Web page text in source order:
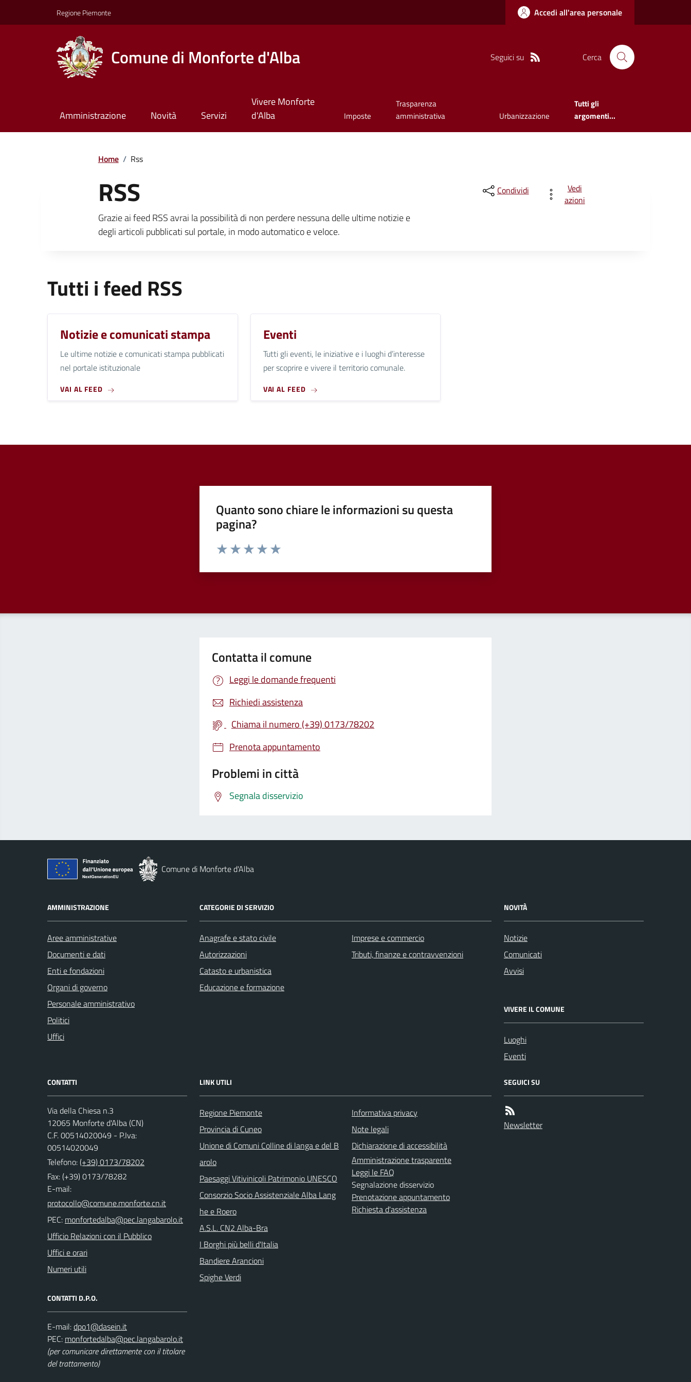
Regione Piemonte Accedi all'area personale
Comune di Monforte d'Alba Seguici su Cerca
Amministrazione Novità Servizi
Vivere Monforte
d'Alba
Imposte
Trasparenza
amministrativa
Urbanizzazione
Tutti gli
argomenti...
Home / Rss
RSS
Grazie ai feed RSS avrai la possibilità di non perdere nessuna delle ultime notizie e
degli articoli pubblicati sul portale, in modo automatico e veloce.
Condividi
Vedi
azioni
Tutti i feed RSS
Notizie e comunicati stampa
Le ultime notizie e comunicati stampa pubblicati
nel portale istituzionale
VAI AL FEED
Eventi
Tutti gli eventi, le iniziative e i luoghi d’interesse
per scoprire e vivere il territorio comunale.
VAI AL FEED
Quanto sono chiare le informazioni su questa
pagina?
Valuta da 1 a 5 stelle la pagina
Contatta il comune
Leggi le domande frequenti
Richiedi assistenza
Chiama il numero (+39) 0173/78202
Prenota appuntamento
Problemi in città
Segnala disservizio
Comune di Monforte d'Alba
AMMINISTRAZIONE
Aree amministrative
Documenti e dati
Enti e fondazioni
Organi di governo
Personale amministrativo
Politici
Uffici
CATEGORIE DI SERVIZIO
Anagrafe e stato civile
Autorizzazioni
Catasto e urbanistica
Educazione e formazione
Imprese e commercio
Tributi, finanze e contravvenzioni
NOVITÀ
Notizie
Comunicati
Avvisi
VIVERE IL COMUNE
Luoghi
Eventi
CONTATTI
Via della Chiesa n.3
12065 Monforte d'Alba (CN)
C.F. 00514020049 - P.Iva:
00514020049
Telefono:(+39) 0173/78202
Fax: (+39) 0173/78282
E-mail:
PEC:
Ufficio Relazioni con il Pubblico
Uffici e orari
Numeri utili
CONTATTI D.P.O.
E-mail:
PEC:
(per comunicare direttamente con il titolare
del trattamento)
LINK UTILI
Regione Piemonte
Provincia di Cuneo
Unione di Comuni Colline di langa e del B
arolo
Paesaggi Vitivinicoli Patrimonio UNESCO
Consorzio Socio Assistenziale Alba Lang
he e Roero
A.S.L. CN2 Alba-Bra
I Borghi più belli d'Italia
Bandiere Arancioni
Spighe Verdi
Informativa privacy
Note legali
Dichiarazione di accessibilità
Amministrazione trasparente
Leggi le FAQ
Segnalazione disservizio
Prenotazione appuntamento
Richiesta d'assistenza
SEGUICI SU
Newsletter